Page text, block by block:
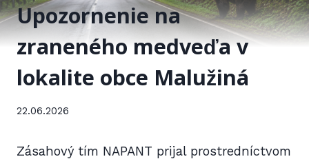
Upozornenie na
zraneného medveďa v
lokalite obce Malužiná
22.06.2026
Zásahový tím NAPANT prijal prostredníctvom